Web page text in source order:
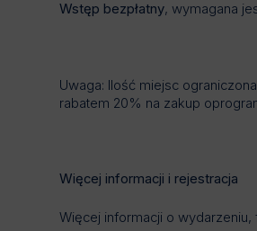
Wstęp bezpłatny, wymagana
Uwaga: Ilość miejsc
rabatem 20% na zakup
Więcej informacji i rejestracja
Więcej informacji o